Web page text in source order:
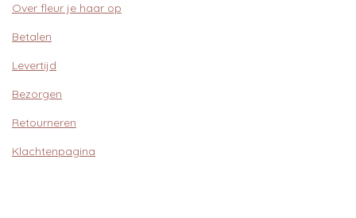
Over fleur je haar op
Betalen
Levertijd
Bezorgen
Retourneren
Klachtenpagina